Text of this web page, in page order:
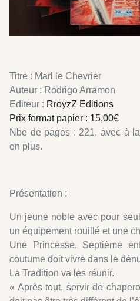
Titre : Marl le Chevrier
Auteur : Rodrigo Arramon
Editeur : RroyzZ Editions
Prix format papier : 15,00€
Nbe de pages : 221, avec à
en plus.
Présentation :
Un jeune noble avec pour
un équipement rouillé et une
Une Princesse, Septième
coutume doit vivre dans le
La Tradition va les réunir.
« Après tout, servir de